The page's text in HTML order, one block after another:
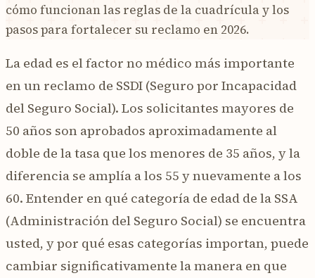
cómo funcionan las reglas de la cuadrícula y los
pasos para fortalecer su reclamo en 2026.
La edad es el factor no médico más importante
en un reclamo de SSDI (Seguro por Incapacidad
del Seguro Social). Los solicitantes mayores de
50 años son aprobados aproximadamente al
doble de la tasa que los menores de 35 años, y la
diferencia se amplía a los 55 y nuevamente a los
60. Entender en qué categoría de edad de la SSA
(Administración del Seguro Social) se encuentra
usted, y por qué esas categorías importan, puede
cambiar significativamente la manera en que